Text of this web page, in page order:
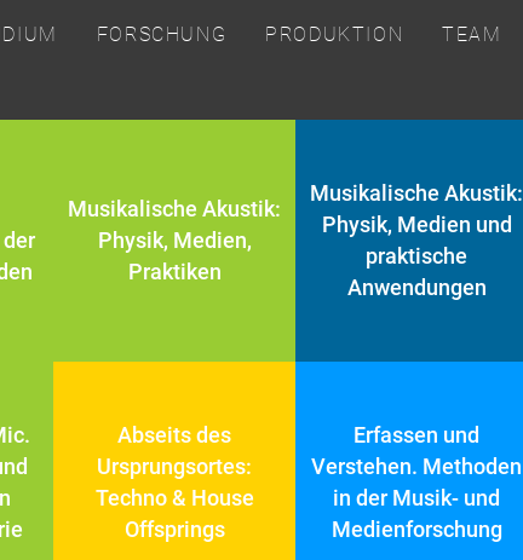
FORSCHUNG PRODUKTION TEAM
Musikalische Akustik:
Physik, Medien,
Praktiken
Musikalische Akustik:
Physik, Medien und
praktische
Anwendungen
Abseits des
Ursprungsortes:
Techno & House
Offsprings
Erfassen und
Verstehen. Methoden
in der Musik- und
Medienforschung